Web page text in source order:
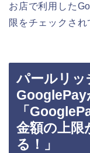
お店で利用した
限をチェックさ
パールリ
GooglePay
「
金額の上限
る！」